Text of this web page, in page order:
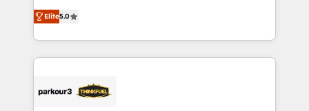
Book Process & Guidelines utilisateurs 🎓
Formations des utilisateurs
Marketing with our exclusive methodologies:
BOOMS and BOOST. Together, they form a powerful
combination that has driven success for over 800
businesses worldwide. As Elite HubSpot Partners, we
strategies that integrate data-driven marketing,
Elite5.0